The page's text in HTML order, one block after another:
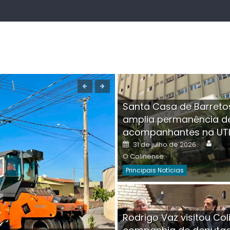
Boutique na Av.
invadida por
Santa Casa de
amplia permanência
acompanhantes na UTI
Posted
on
31 de julho de 2026
O Colinense
Principais Notícias
Rodrigo Vaz visitou